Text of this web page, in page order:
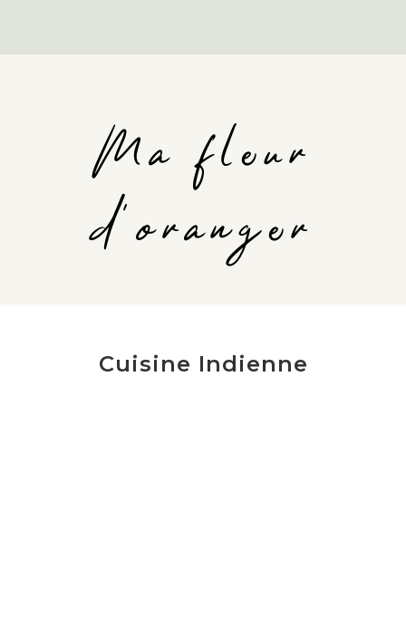
Ma fleur
d'oranger
Cuisine Indienne